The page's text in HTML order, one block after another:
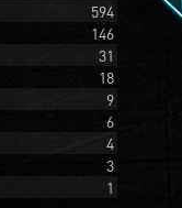
594
146
31
18
9
6
4
3
1